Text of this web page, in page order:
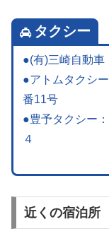
タクシー
●(有)三崎自動車
●アトムタクシ
番11号
●豊予タクシー
４
近くの宿泊所